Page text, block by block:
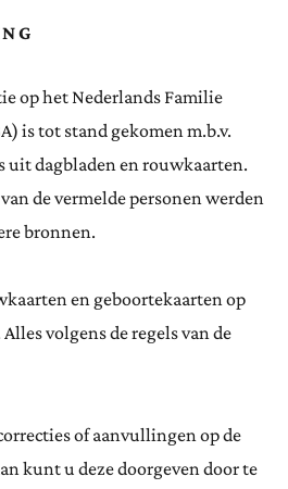
op het Nederlands Familie
is tot stand gekomen m.b.v.
uit dagbladen en rouwkaarten.
de vermelde personen werden
bronnen.
en geboortekaarten op
volgens de regels van de
of aanvullingen op de
kunt u deze doorgeven door te